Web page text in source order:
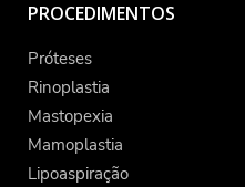
PROCEDIMENTOS
Próteses
Rinoplastia
Mastopexia
Mamoplastia
Lipoaspiração